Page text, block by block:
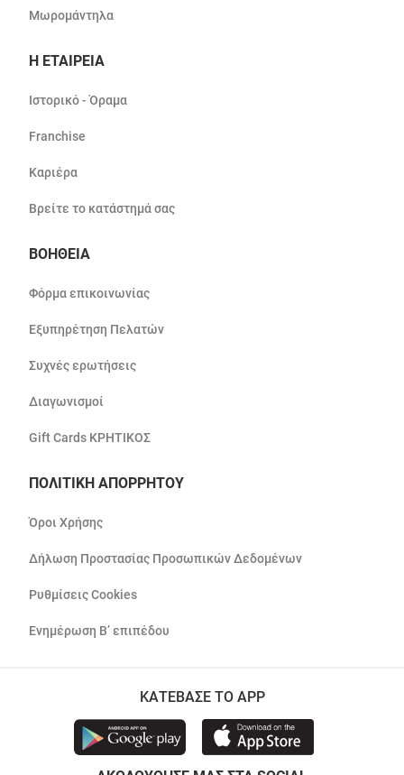
Μωρομάντηλα
Η ΕΤΑΙΡΕΙΑ
Ιστορικό - Όραμα
Franchise
Καριέρα
Βρείτε το κατάστημά σας
ΒΟΗΘΕΙΑ
Φόρμα επικοινωνίας
Εξυπηρέτηση Πελατών
Συχνές ερωτήσεις
Διαγωνισμοί
Gift Cards ΚΡΗΤΙΚΟΣ
ΠΟΛΙΤΙΚΗ ΑΠΟΡΡΗΤΟΥ
Όροι Χρήσης
Δήλωση Προστασίας Προσωπικών Δεδομένων
Ρυθμίσεις Cookies
Ενημέρωση Β’ επιπέδου
ΚΑΤΕΒΑΣΕ ΤΟ APP